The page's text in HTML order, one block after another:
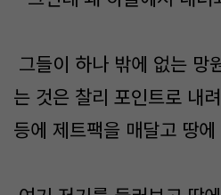
그들이 하나 밖에 없는 망
는 것은 찰리 포인트로 내
등에 제트팩을 매달고 땅